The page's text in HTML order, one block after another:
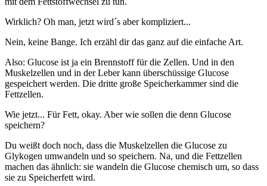
Wirklich? Oh man, jetzt wird´s aber kompliziert...
Nein, keine Bange. Ich erzähl dir das ganz auf die einfache Art.
Also: Glucose ist ja ein Brennstoff für die Zellen. Und in den
Muskelzellen und in der Leber kann überschüssige Glucose
gespeichert werden. Die dritte große Speicherkammer sind die
Fettzellen.
Wie jetzt... Für Fett, okay. Aber wie sollen die denn Glucose
speichern?
Du weißt doch noch, dass die Muskelzellen die Glucose zu
Glykogen umwandeln und so speichern. Na, und die Fettzellen
machen das ähnlich: sie wandeln die Glucose chemisch um, so dass
sie zu Speicherfett wird.